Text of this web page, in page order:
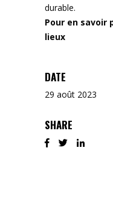
durable.
Pour en savoir
lieux
DATE
29 août 2023
SHARE